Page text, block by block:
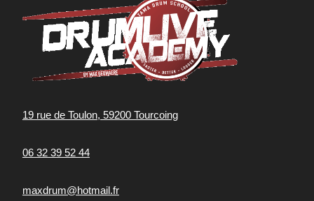
19 rue de Toulon, 59200 Tourcoing
06 32 39 52 44
maxdrum@hotmail.fr